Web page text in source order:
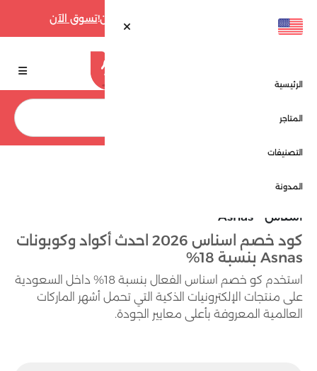
تسوق الآن
الرئيسية
المتاجر
التصنيفات
المدونة
اسناس - Asnas
كود خصم اسناس 2026 احدث أكواد وكوبونات
Asnas بنسبة 18%
استخدم كو خصم اسناس الفعال بنسبة 18% داخل السعودية
على منتجات الإلكترونيات الذكية التي تحمل أشهر الماركات
العالمية المعروفة بأعلى معايير الجودة.